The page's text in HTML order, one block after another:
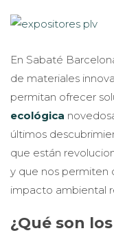
En Sabaté
de materiales
permitan ofrecer
ecológica
últimos
que están
y que nos permiten
impacto ambiental
¿Qué son